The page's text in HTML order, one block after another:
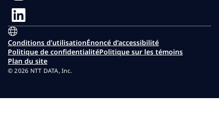
Conditions d’utilisationÉnoncé d’accessibilité
Politique de confidentialitéPolitique sur les témoins
Plan du site
© 2026 NTT DATA, Inc.